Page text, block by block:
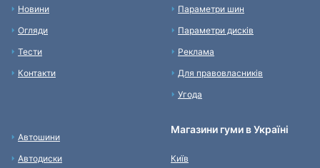
Новини
Огляди
Тести
Контакти
Параметри шин
Параметри дисків
Реклама
Для правовласників
Угода
Автошини
Автодиски
Магазини гуми в Україні
Київ